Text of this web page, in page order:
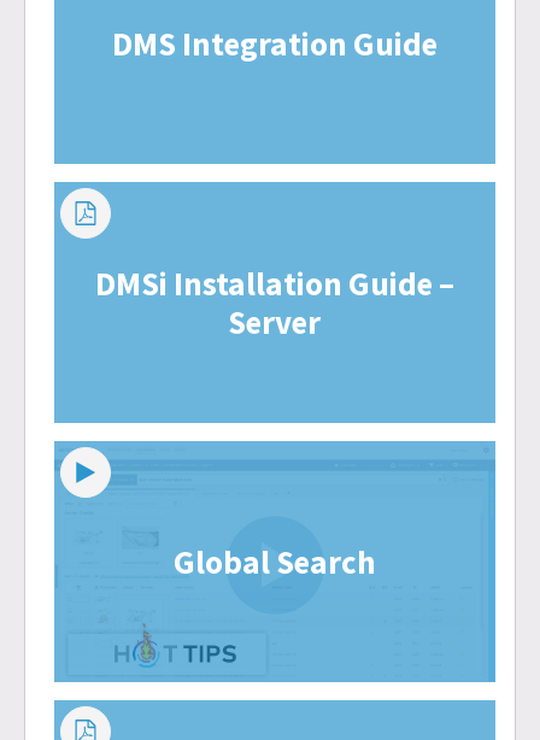
DMS Integration Guide
DMSi Installation Guide –
Server
Global Search